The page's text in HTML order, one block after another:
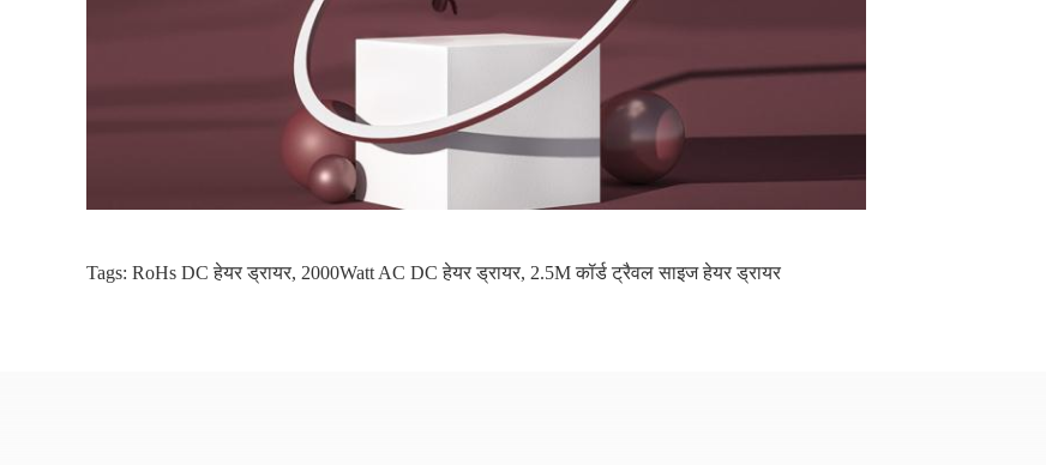
Tags: RoHs DC हेयर ड्रायर, 2000Watt AC DC हेयर ड्रायर, 2.5M कॉर्ड ट्रैवल साइज हेयर ड्रायर